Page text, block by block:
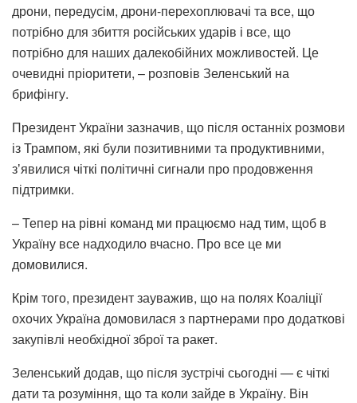
дрони, передусім, дрони-перехоплювачі та все, що
потрібно для збиття російських ударів і все, що
потрібно для наших далекобійних можливостей. Це
очевидні пріоритети, – розповів Зеленський на
брифінгу.
Президент України зазначив, що після останніх розмови
із Трампом, які були позитивними та продуктивними,
зʼявилися чіткі політичні сигнали про продовження
підтримки.
– Тепер на рівні команд ми працюємо над тим, щоб в
Україну все надходило вчасно. Про все це ми
домовилися.
Крім того, президент зауважив, що на полях Коаліції
охочих Україна домовилася з партнерами про додаткові
закупівлі необхідної зброї та ракет.
Зеленський додав, що після зустрічі сьогодні — є чіткі
дати та розуміння, що та коли зайде в Україну. Він